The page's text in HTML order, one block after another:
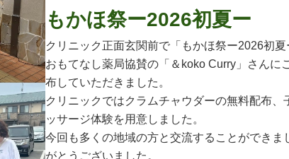
もかほ祭ー2026初夏ー
クリニック正面玄関前で「もかほ祭ー2026初夏
おもてなし薬局協賛の「＆koko Curry」さんに
布していただきました。
クリニックではクラムチャウダーの無料配布
ッサージ体験を用意しました。
今回も多くの地域の方と交流することができま
がとうございました。